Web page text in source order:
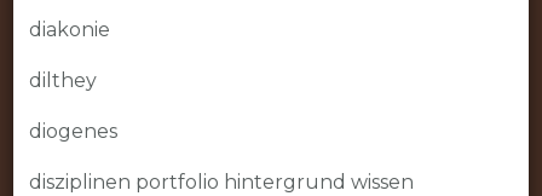
diakonie
dilthey
diogenes
disziplinen portfolio hintergrund wissen